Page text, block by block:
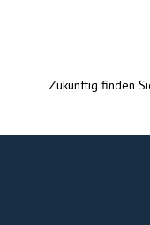
Zukünftig finden